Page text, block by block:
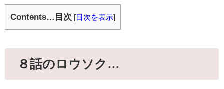
Contents…目次 [目次を表示]
８話のロウソク…